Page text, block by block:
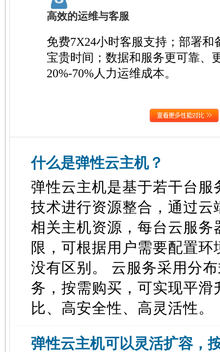
高效的运维与客服
免费7X24小时客服支持；部署
宝贵时间；数据和服务更可靠、
20%-70%人力运维成本。
什么是弹性云主机？
弹性云主机是基于若干台服
技术进行资源整合，通过云
相关主机资源，每台云服务
限，可根据用户需要配置
没有区别。 云服务采用分
务，按需购买，可实现平滑
比、高安全性、高灵活性。
弹性云主机可以灵活扩容，